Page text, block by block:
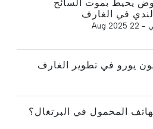
يحيط بموت السائح
في الغارف
-
22 Aug 2025
المحمول في البرتغال؟